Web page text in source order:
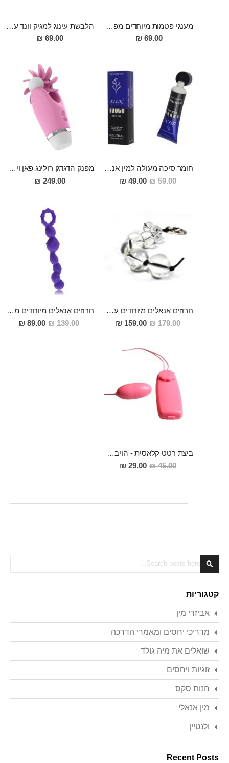
מענגי פטמות מיוחדים מפלדת על חלד Aryan
69.00 ₪
הלבשת עינוג למגיק וונד עבור גבר מסיליקון
69.00 ₪
חומר סיכה מעולה למין אנאלי 50 מ"ל
59.00 ₪
מחיר
מבצע
49.00 ₪
מפנק הדגדגן רולינג פאן ויברטור בעל 12 מצבי רטט מסיליקון Nakoa
249.00 ₪
חרוזים אנאלים מיוחדים עשויי זכוכית מחוסמת בקוטר 2.5 אורך 14
179.00 ₪
מחיר
מבצע
159.00 ₪
חרוזים אנאלים מיוחדים מסיליקון רפואי
139.00 ₪
מחיר
מבצע
89.00 ₪
ביצת רטט קלאסית - הויברטור הסודי שלך
45.00 ₪
מחיר
מבצע
29.00 ₪
Search
Search
קטגוריות
אביזרי מין
מדריכי יחסים ומאמרי הדרכה
שואלים את מיה גולד
זוגיות ויחסים
חנות סקס
מין אנאלי
ולנטיין
Recent Posts